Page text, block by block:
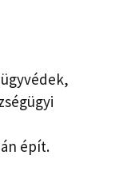
épít.